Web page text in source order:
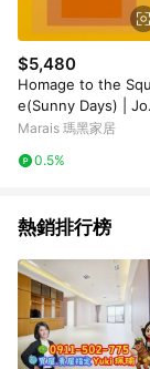
頁面後才首次下載
上，首次下載
面，方享導購資格。
$5,480
Homage to the
e(Sunny Days) |
f Albers - 黑胡桃色鋁
Marais 瑪黑家居
0.5%
熱銷排行榜